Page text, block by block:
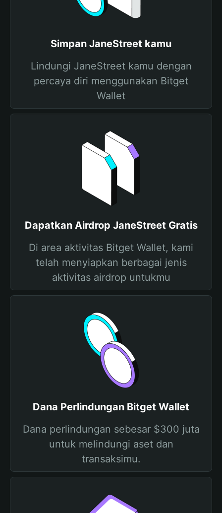
Simpan JaneStreet kamu
Lindungi JaneStreet kamu dengan
percaya diri menggunakan Bitget
Wallet
Dapatkan Airdrop JaneStreet Gratis
Di area aktivitas Bitget Wallet, kami
telah menyiapkan berbagai jenis
aktivitas airdrop untukmu
Dana Perlindungan Bitget Wallet
Dana perlindungan sebesar $300 juta
untuk melindungi aset dan
transaksimu.